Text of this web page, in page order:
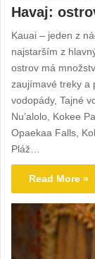
Havaj:
Kauai – jeden z
najstarším z
ostrov má
zaujímavé treky a
vodopády, Tajné
Nu’alolo, Kokee
Opaekaa Falls,
Pláž…
Read More »